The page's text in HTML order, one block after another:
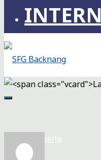
INTERN
SFG
BACKNANG
BACKNANGStartseite